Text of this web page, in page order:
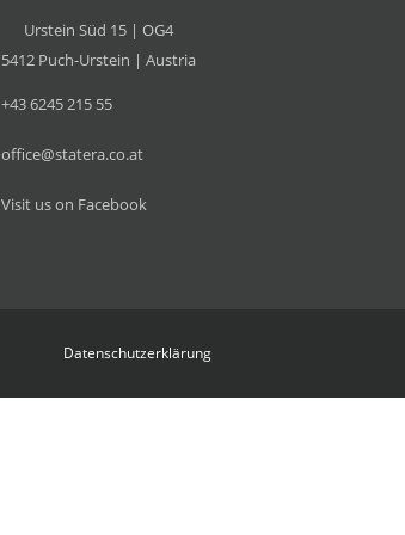
Urstein Süd 15 | OG4
5412 Puch-Urstein | Austria
+43 6245 215 55
office@statera.co.at
Visit us on Facebook
Datenschutzerklärung